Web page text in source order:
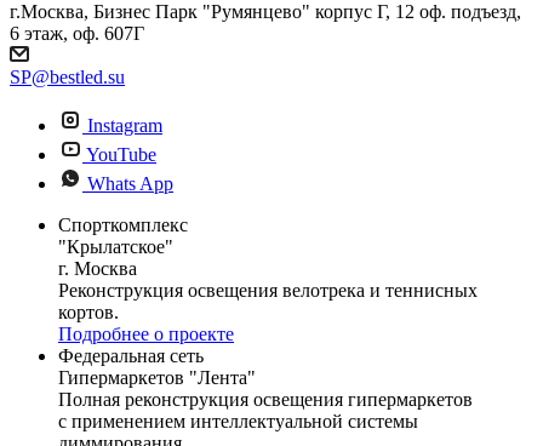
г.Москва, Бизнес Парк "Румянцево" корпус Г, 12 оф. подъезд,
6 этаж, оф. 607Г
SP@bestled.su
Instagram
YouTube
Whats App
Спорткомплекс
"Крылатское"
г. Москва
Реконструкция освещения велотрека и теннисных
кортов.
Подробнее о проекте
Федеральная сеть
Гипермаркетов "Лента"
Полная реконструкция освещения гипермаркетов
с применением интеллектуальной системы